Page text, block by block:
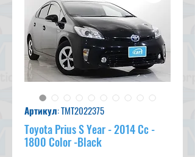
Артикул: TMT2022375
Toyota Prius S Year - 2014 Cc -
1800 Color -Black